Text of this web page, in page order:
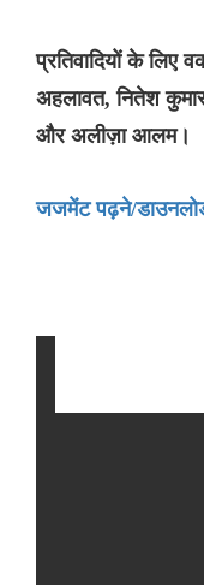
प्रतिवादियों के लिए
अहलावत, नितेश
और अलीज़ा आलम।
जजमेंट पढ़ने/